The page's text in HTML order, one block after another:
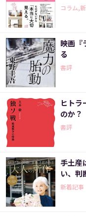
コラム,
映画『
る
書評
ヒトラ
のか？
書評
手土産
い、判
新着記事